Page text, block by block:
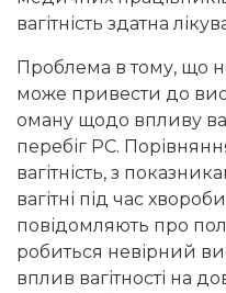
вагітність здатна
Проблема в тому, що
може привести до
оману щодо впливу
перебіг РС.
вагітність, з
вагітні під час
повідомляють про
робиться невірний
вплив вагітності на